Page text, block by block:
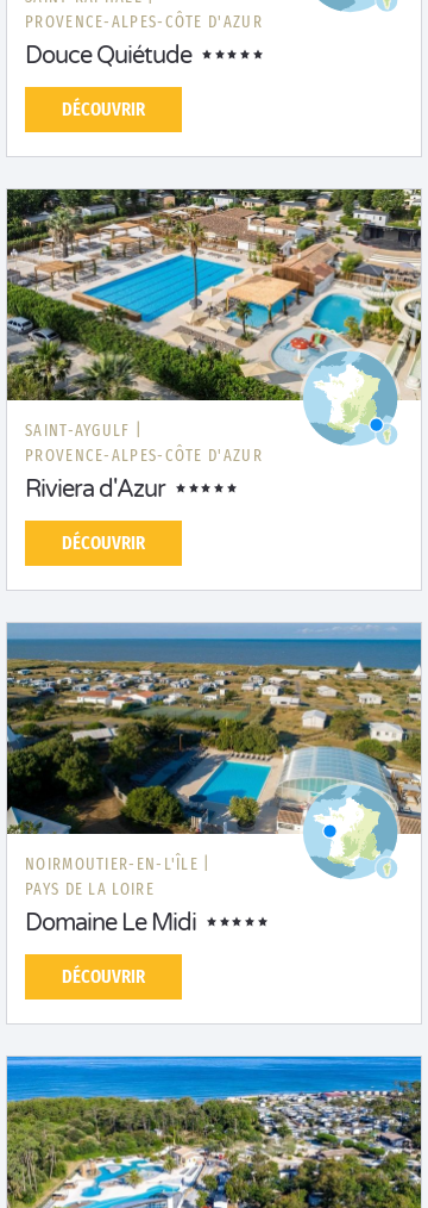
PROVENCE-ALPES-CÔTE D'AZUR
Douce Quiétude
DÉCOUVRIR
SAINT-AYGULF |
PROVENCE-ALPES-CÔTE D'AZUR
Riviera d'Azur
DÉCOUVRIR
NOIRMOUTIER-EN-L'ÎLE |
PAYS DE LA LOIRE
Domaine Le Midi
DÉCOUVRIR